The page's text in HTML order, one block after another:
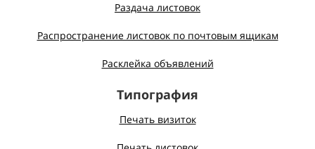
Раздача листовок
Распространение листовок по почтовым ящикам
Расклейка объявлений
Типография
Печать визиток